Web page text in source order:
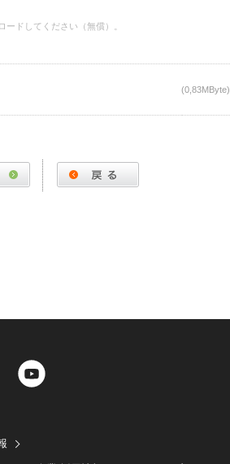
ドしてください（無償）。
(0,83MByte)
Twitter